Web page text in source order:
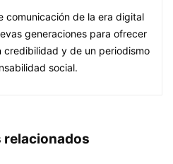
comunicación de la era digital
generaciones para ofrecer
credibilidad y de un periodismo
social.